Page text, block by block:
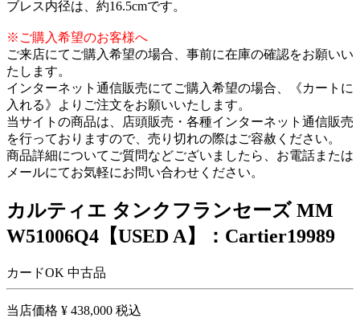
ブレス内径は、約16.5cmです。
※ご購入希望のお客様へ
ご来店にてご購入希望の場合、事前に在庫の確認をお願いい
たします。
インターネット通信販売にてご購入希望の場合、《カートに
入れる》よりご注文をお願いいたします。
当サイトの商品は、店頭販売・各種インターネット通信販売
を行っておりますので、売り切れの際はご容赦ください。
商品詳細についてご質問などございましたら、お電話または
メールにてお気軽にお問い合わせください。
カルティエ タンクフランセーズ MM
W51006Q4【USED A】：Cartier19989
カードOK 中古品
当店価格 ¥ 438,000 税込